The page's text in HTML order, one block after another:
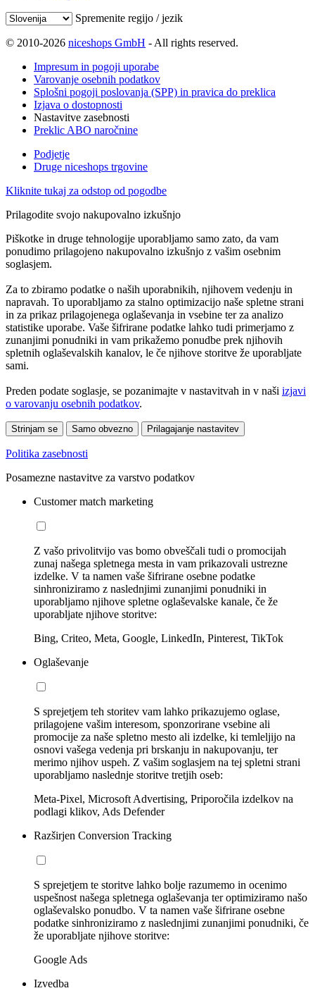
Spremenite regijo / jezik
© 2010-2026 niceshops GmbH - All rights reserved.
Impresum in pogoji uporabe
Varovanje osebnih podatkov
Splošni pogoji poslovanja (SPP) in pravica do preklica
Izjava o dostopnosti
Nastavitve zasebnosti
Preklic ABO naročnine
Podjetje
Druge niceshops trgovine
Kliknite tukaj za odstop od pogodbe
Prilagodite svojo nakupovalno izkušnjo
Piškotke in druge tehnologije uporabljamo samo zato, da vam
ponudimo prilagojeno nakupovalno izkušnjo z vašim osebnim
soglasjem.
Za to zbiramo podatke o naših uporabnikih, njihovem vedenju in
napravah. To uporabljamo za stalno optimizacijo naše spletne strani
in za prikaz prilagojenega oglaševanja in vsebine ter za analizo
statistike uporabe. Vaše šifrirane podatke lahko tudi primerjamo z
zunanjimi ponudniki in vam prikažemo ponudbe prek njihovih
spletnih oglaševalskih kanalov, le če njihove storitve že uporabljate
sami.
Preden podate soglasje, se pozanimajte v nastavitvah in v naši izjavi
o varovanju osebnih podatkov.
Strinjam se Samo obvezno Prilagajanje nastavitev
Politika zasebnosti
Posamezne nastavitve za varstvo podatkov
Customer match marketing
Z vašo privolitvijo vas bomo obveščali tudi o promocijah
zunaj našega spletnega mesta in vam prikazovali ustrezne
izdelke. V ta namen vaše šifrirane osebne podatke
sinhroniziramo z naslednjimi zunanjimi ponudniki in
uporabljamo njihove spletne oglaševalske kanale, če že
uporabljate njihove storitve:
Bing, Criteo, Meta, Google, LinkedIn, Pinterest, TikTok
Oglaševanje
S sprejetjem teh storitev vam lahko prikazujemo oglase,
prilagojene vašim interesom, sponzorirane vsebine ali
promocije za naše spletno mesto ali izdelke, ki temleljijo na
osnovi vašega vedenja pri brskanju in nakupovanju, ter
merimo njihov uspeh. Z vašim soglasjem na tej spletni strani
uporabljamo naslednje storitve tretjih oseb:
Meta-Pixel, Microsoft Advertising, Priporočila izdelkov na
podlagi klikov, Ads Defender
Razširjen Conversion Tracking
S sprejetjem te storitve lahko bolje razumemo in ocenimo
uspešnost našega spletnega oglaševanja ter optimiziramo našo
oglaševalsko ponudbo. V ta namen vaše šifrirane osebne
podatke sinhroniziramo z naslednjimi zunanjimi ponudniki, če
že uporabljate njihove storitve:
Google Ads
Izvedba